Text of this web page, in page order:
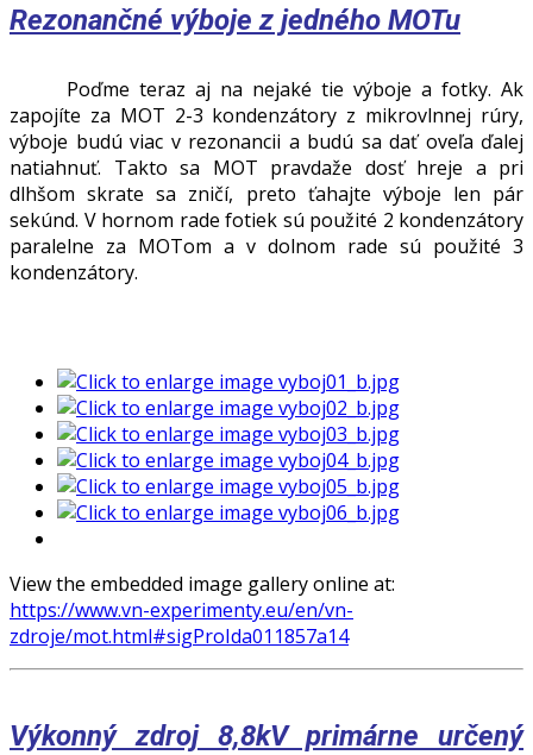
Rezonančné výboje z jedného MOTu
Poďme teraz aj na nejaké tie výboje a fotky. Ak
zapojíte za MOT 2-3 kondenzátory z mikrovlnnej rúry,
výboje budú viac v rezonancii a budú sa dať oveľa ďalej
natiahnuť. Takto sa MOT pravdaže dosť hreje a pri
dlhšom skrate sa zničí, preto ťahajte výboje len pár
sekúnd. V hornom rade fotiek sú použité 2 kondenzátory
paralelne za MOTom a v dolnom rade sú použité 3
kondenzátory.
View the embedded image gallery online at:
https://www.vn-experimenty.eu/en/vn-
zdroje/mot.html#sigProIda011857a14
Výkonný zdroj 8,8kV primárne určený